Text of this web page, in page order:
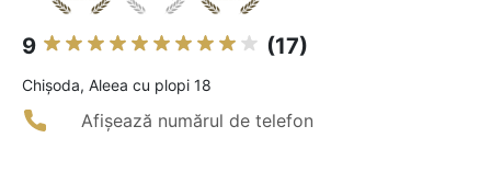
9 (17)
Chişoda, Aleea cu plopi 18
Afișează numărul de telefon